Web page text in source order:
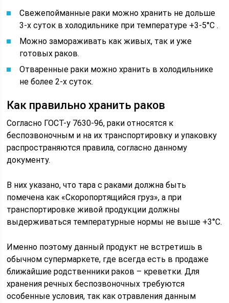
Свежепойманные раки можно хранить не дольше
3-х суток в холодильнике при температуре +3-5°С .
Можно замораживать как живых, так и уже
готовых раков.
Отваренные раки можно хранить в холодильнике
не более 2-х суток.
Как правильно хранить раков
Согласно ГОСТ-у 7630-96, раки относятся к
беспозвоночным и на их транспортировку и упаковку
распространяются правила, согласно данному
документу.
В них указано, что тара с раками должна быть
помечена как «Скоропортящийся груз», а при
транспортировке живой продукции должны
выдерживаться температурные нормы не выше +3°С.
Именно поэтому данный продукт не встретишь в
обычном супермаркете, где всегда есть в продаже
ближайшие родственники раков – креветки. Для
хранения речных беспозвоночных требуются
особенные условия, так как отравления данным